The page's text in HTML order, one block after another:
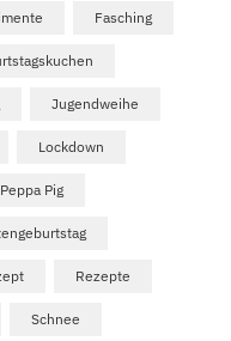
Fasching
Jugendweihe
Lockdown
Peppa Pig
Rezepte
Schnee